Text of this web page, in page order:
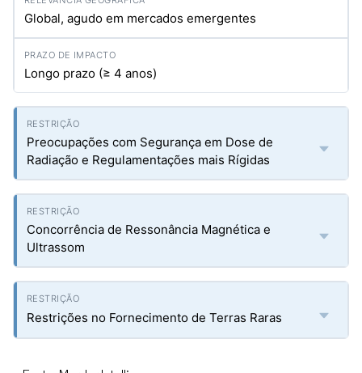
Global, agudo em mercados emergentes
Longo prazo (≥ 4 anos)
Preocupações com Segurança em Dose de
Radiação e Regulamentações mais Rígidas
Concorrência de Ressonância Magnética e
Ultrassom
Restrições no Fornecimento de Terras Raras